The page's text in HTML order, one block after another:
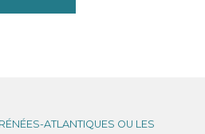
ATLANTIQUES OU LES